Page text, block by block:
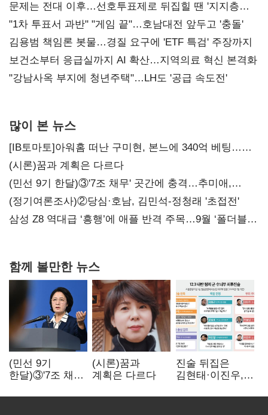
문제는 전대 이후…선호투표제로 뒤집힐 땐 '지지층
불복'
"1차 투표서 과반" "게임 끝"…호남대전 앞두고 '충돌'
김용범 책임론 봇물…경질 요구에 'ETF 특검' 주장까지
보건소부터 응급실까지 AI 확산…지역의료 혁신 본격화
"강남사옥 부지에 청년주택"…LH도 '공급 속도전'
많이 본 뉴스
[IB토마토]아워홈 떠난 구미현, 본느에 340억 베팅…
가족 지배체제 구축
(시론)꿈과 계획은 다르다
(민선 9기 한달)③'7조 채무' 곳간에 충격…추미애,
20년만에 '비상재정' 선언 승부수
(정기여론조사)②당심·호남, 김민석-정청래 '초접전'
삼성 Z8 역대급 ‘흥행’에 애플 반격 주목…9월 ‘폴더블
함께 볼만한 뉴스
(민선 9기
한달)③'7조 채무'
추미애, 20년만에
(시론)꿈과
계획은 다르다
진술 뒤집은
김현태·이진우,
헌신"…법정서